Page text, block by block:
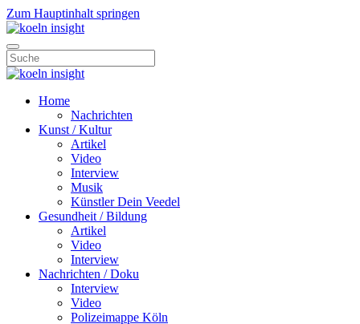
Zum Hauptinhalt springen
Home
Nachrichten
Kunst / Kultur
Artikel
Video
Interview
Musik
Künstler Dein Veedel
Gesundheit / Bildung
Artikel
Video
Interview
Nachrichten / Doku
Interview
Video
Polizeimappe Köln